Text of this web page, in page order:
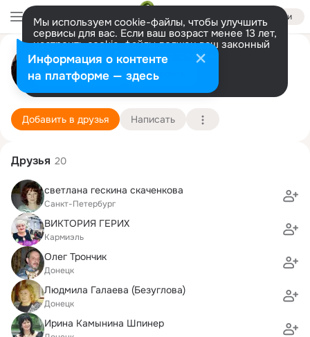
Войти
Мы используем cookie-файлы, чтобы улучшить
сервисы для вас. Если ваш возраст менее 13 лет,
настроить cookie-файлы должен ваш законный
представитель. Больше информации
Разрешить все Настроить
Илья Генин
Нацрат Иллит
3 школа
Подробнее
Добавить в друзья Написать
Друзья 20
светлана гескина скаченкова
Санкт-Петербург
ВИКТОРИЯ ГЕРИХ
Кармиэль
Олег Трончик
Донецк
Людмила Галаева (Безуглова)
Донецк
Ирина Камынина Шпинер
Информация о контенте
на платформе — здесь